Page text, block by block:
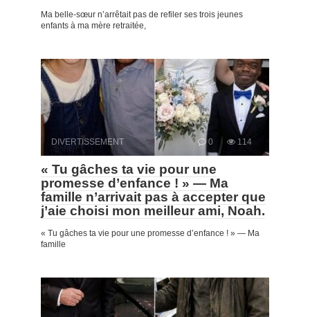
Ma belle-sœur n’arrêtait pas de refiler ses trois jeunes
enfants à ma mère retraitée,
DIVERTISSEMENT 0 114
« Tu gâches ta vie pour une
promesse d’enfance ! » — Ma
famille n’arrivait pas à accepter que
j’aie choisi mon meilleur ami, Noah.
« Tu gâches ta vie pour une promesse d’enfance ! » — Ma
famille